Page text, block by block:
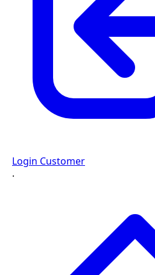
Login Customer
·